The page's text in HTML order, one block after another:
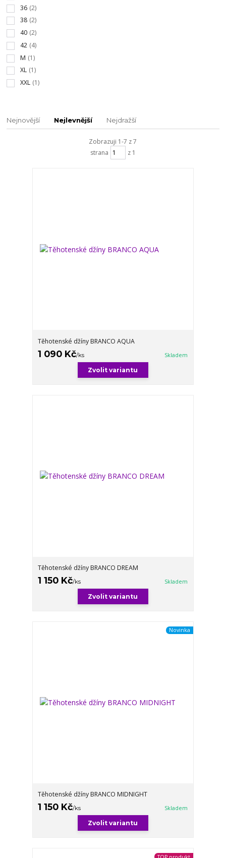
36 (2)
38 (2)
40 (2)
42 (4)
M (1)
XL (1)
XXL (1)
Nejnovější Nejlevnější Nejdražší
Zobrazuji 1-7 z 7
strana
z 1
Těhotenské džíny BRANCO AQUA
1 090 Kč/ks Skladem
Zvolit variantu
Těhotenské džíny BRANCO DREAM
1 150 Kč/ks Skladem
Zvolit variantu
Novinka
Těhotenské džíny BRANCO MIDNIGHT
1 150 Kč/ks Skladem
Zvolit variantu